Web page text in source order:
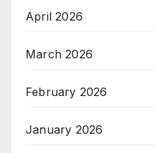
April 2026
March 2026
February 2026
January 2026